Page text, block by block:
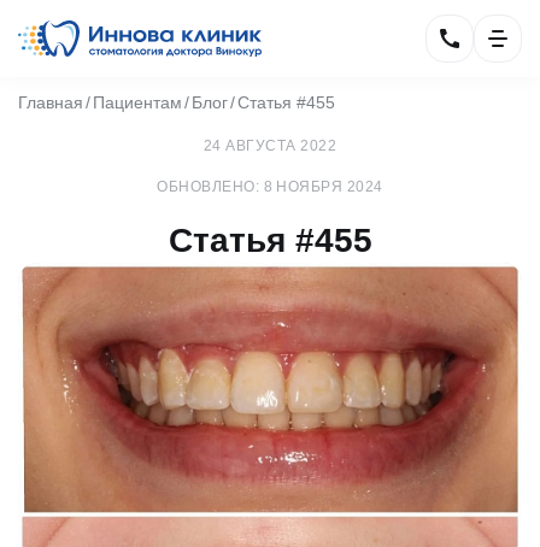
Главная Пациентам Блог Статья #455
24 АВГУСТА 2022
ОБНОВЛЕНО: 8 НОЯБРЯ 2024
Статья #455